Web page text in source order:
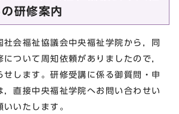
研修案内
会福祉協議会中央福祉学院から，同
について周知依頼がありましたので，
せします。研修受講に係る御質問・申
，直接中央福祉学院へお問い合わせい
いたします。